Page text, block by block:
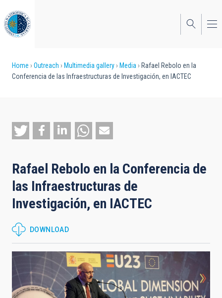
to
main
content
Breadcrumb
Home Outreach Multimedia gallery Media
Rafael Rebolo en la
Conferencia de las Infraestructuras de Investigación, en IACTEC
Rafael Rebolo en la Conferencia de
las Infraestructuras de
Investigación, en IACTEC
DOWNLOAD